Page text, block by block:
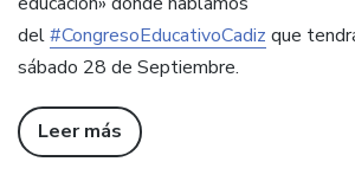
del#CongresoEducativoCadiz que
sábado 28 de Septiembre.
Leer más